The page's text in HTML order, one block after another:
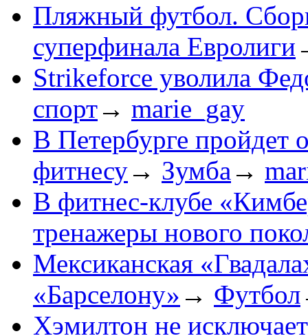
Пляжный футбол.
суперфинала Евролиги
Strikeforce уволила
спорт→ marie_gay
В Петербурге пройдет
фитнесу→ Зумба →
В фитнес-клубе
тренажеры нового
Мексиканская
«Барселону» → Футбол
Хэмилтон не